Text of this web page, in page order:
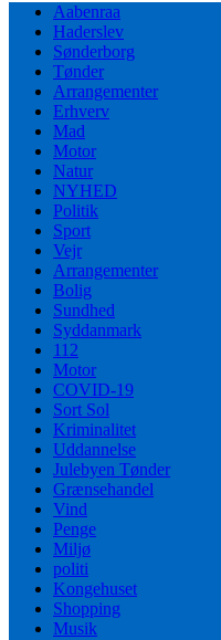
Aabenraa
Haderslev
Sønderborg
Tønder
Arrangementer
Erhverv
Mad
Motor
Natur
NYHED
Politik
Sport
Vejr
Arrangementer
Bolig
Sundhed
Syddanmark
112
Motor
COVID-19
Sort Sol
Kriminalitet
Uddannelse
Julebyen Tønder
Grænsehandel
Vind
Penge
Miljø
politi
Kongehuset
Shopping
Musik